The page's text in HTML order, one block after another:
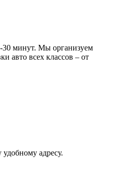
30 минут. Мы организуем
авто всех классов – от
адресу.